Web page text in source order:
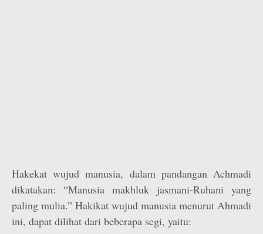
Hakekat wujud manusia, dalam pandangan Achmadi
dikatakan: “Manusia makhluk jasmani-Ruhani yang
paling mulia.” Hakikat wujud manusia menurut Ahmadi
ini, dapat dilihat dari beberapa segi, yaitu: